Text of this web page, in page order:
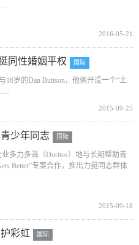
2016-05-21
同性婚姻平权 国际
16岁的Dan Buttson，他俩开设一个“土
2015-09-25
少年同志 国际
多力多滋（Doritos）地与长期帮助青
Better”专案合作，推出力挺同志群体
2015-09-18
彩虹 国际